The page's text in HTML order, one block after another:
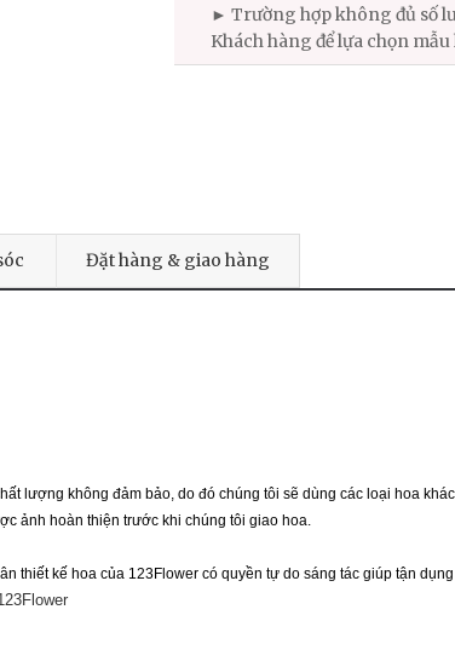
► Trường hợp không đủ số
Khách hàng để lựa chọn
Đặt hàng & giao hàng
lượng không đảm bảo, do đó chúng tôi sẽ dùng các loại hoa
ảnh hoàn thiện trước khi chúng tôi giao hoa.
thiết kế hoa của 123Flower có quyền tự do sáng tác giúp tận